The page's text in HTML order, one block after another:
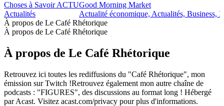
Choses à Savoir ACTU
Actualités
Good Morning Market
Actualité économique, Actualités, Business,
À propos de Le Café Rhétorique
À propos de Le Café Rhétorique
À propos de Le Café Rhétorique
Retrouvez ici toutes les rediffusions du "Café Rhétorique", mon
émission sur Twitch !Retrouvez également mon autre chaîne de
podcasts : "FIGURES", des discussions au format long ! Hébergé
par Acast. Visitez acast.com/privacy pour plus d'informations.